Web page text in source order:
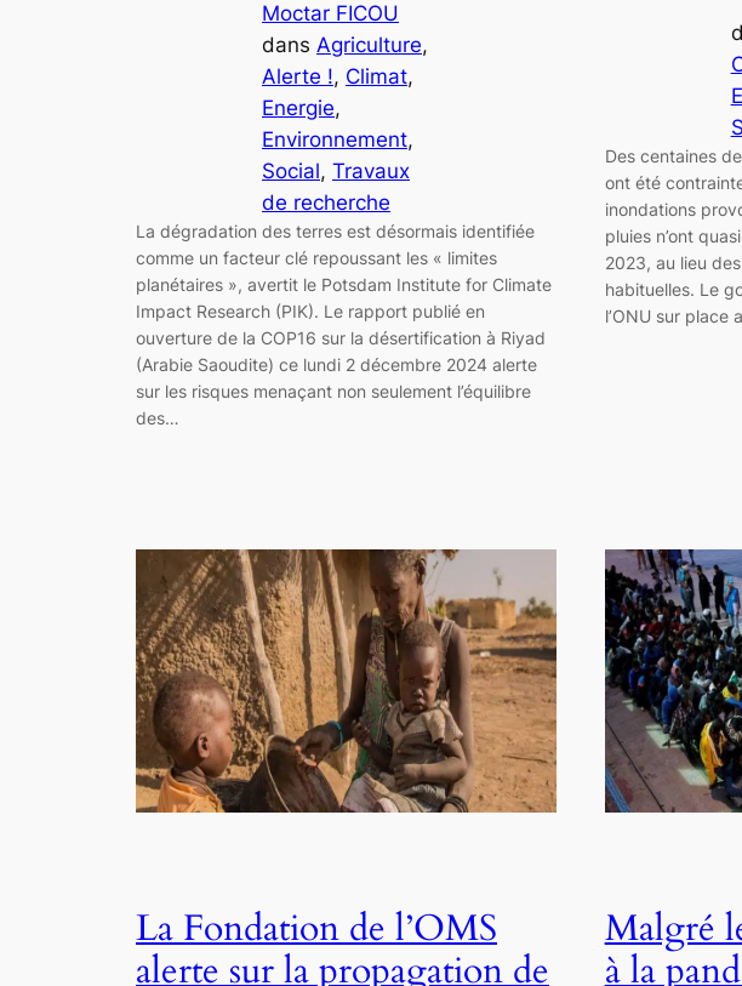
Moctar FICOU
dans Agriculture
Alerte !, Climat
Energie
Environnement
Social, Travaux
de recherche
La dégradation des terres est désormais identifiée
comme un facteur clé repoussant les « limites
planétaires », avertit le Potsdam Institute for Climate
Impact Research (PIK). Le rapport publié en
ouverture de la COP16 sur la désertification à Riyad
(Arabie Saoudite) ce lundi 2 décembre 2024 alerte
sur les risques menaçant non seulement l’équilibre
des…
Des centaines
ont été
inondations
pluies n’ont
2023, au lieu
habituelles. Le
l’ONU sur place
La Fondation de l’OMS
alerte sur la propagation de
Malgré
à la